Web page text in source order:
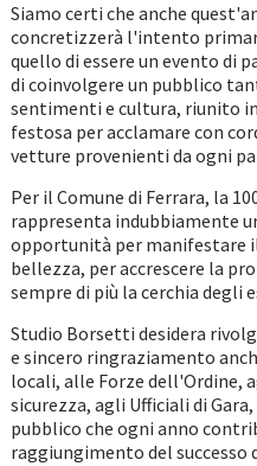
Siamo certi che anche
concretizzerà l'intento
quello di essere un evento di
di coinvolgere un pubblico
sentimenti e cultura, riunito
festosa per acclamare con
vetture provenienti da ogni
Per il Comune di Ferrara, la
rappresenta indubbiamente
opportunità per manifestare
bellezza, per accrescere la
sempre di più la cerchia degli
Studio Borsetti desidera
e sincero ringraziamento
locali, alle Forze dell'Ordine,
sicurezza, agli Ufficiali di
pubblico che ogni anno
raggiungimento del successo